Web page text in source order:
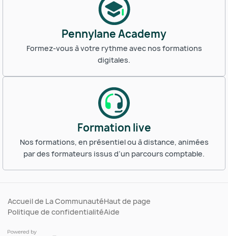
Pennylane Academy
Formez-vous à votre rythme avec nos formations
digitales.
Formation live
Nos formations, en présentiel ou à distance, animées
par des formateurs issus d’un parcours comptable.
Accueil de La CommunautéHaut de page
Politique de confidentialitéAide